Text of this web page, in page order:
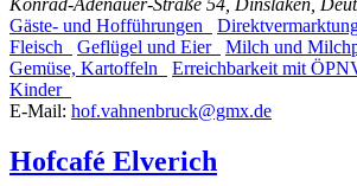
Konrad-Adenauer-Straße 54, Dinslaken,
Gäste- und Hofführungen
Fleisch
Geflügel und Eier Milch und
Gemüse, Kartoffeln
Erreichbarkeit mit
Kinder
E-Mail: hof.vahnenbruck@gmx.de
Hofcafé Elverich